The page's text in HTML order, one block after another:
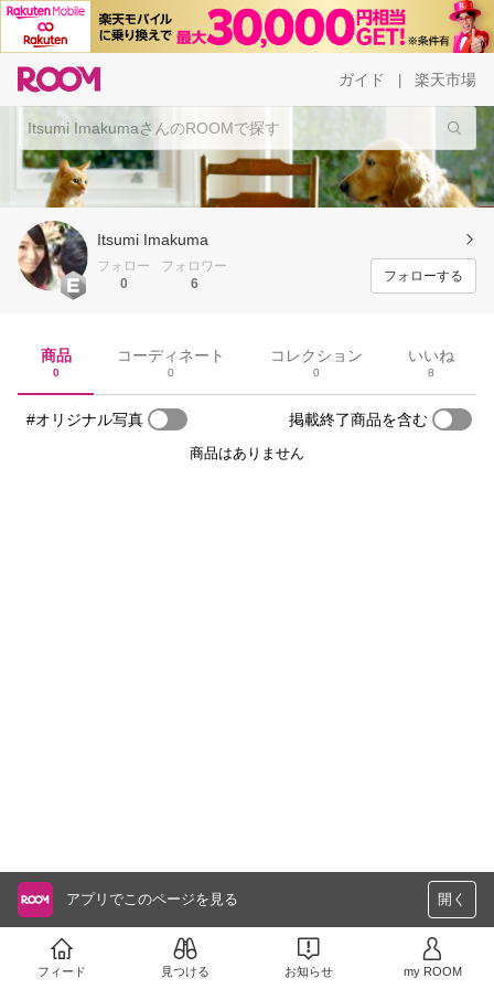
ガイド 楽天市場
Itsumi Imakuma
フォロー
0
フォロワー
6
フォローする
商品
0
コーディネート
0
コレクション
0
いいね
8
#オリジナル写真 掲載終了商品を含む
商品はありません
アプリでこのページを見る 開く
フィード 見つける お知らせ my ROOM